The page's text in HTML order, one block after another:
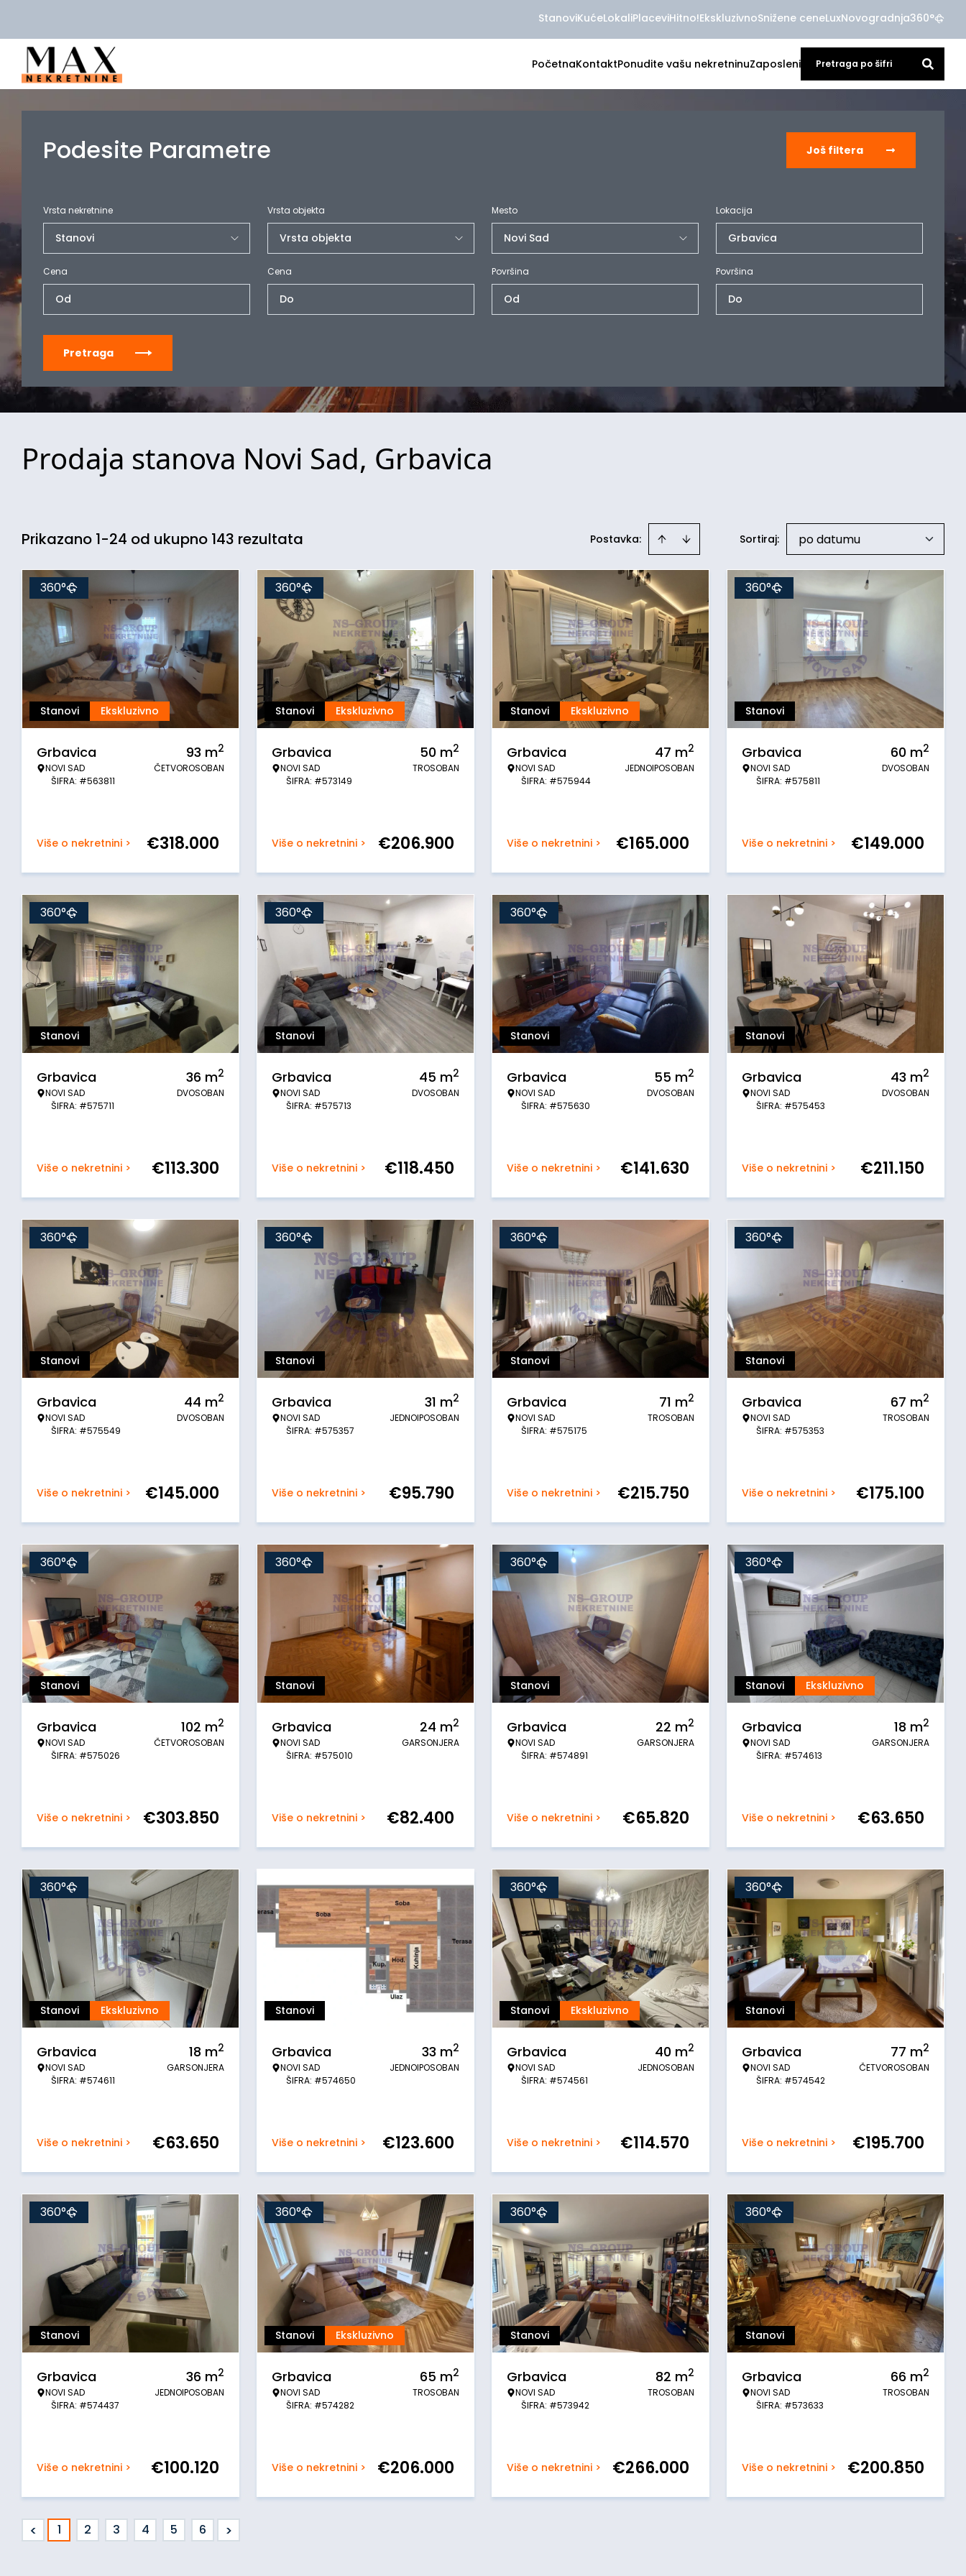
StanoviKućeLokaliPlaceviHitno!EkskluzivnoSnižene ceneLuxNovogradnja360°
PočetnaKontaktPonudite vašu nekretninuZaposleni
Podesite Parametre Još filtera
Vrsta nekretnine Vrsta objekta Mesto Lokacija
Grbavica
Cena Cena Površina Površina
Pretraga
Prodaja stanova Novi Sad, Grbavica
Prikazano 1-24 od ukupno 143 rezultata Postavka: Sortiraj: po datumu
Stanovi Ekskluzivno
360°
Grbavica
NOVI SAD
ŠIFRA: #563811
93 m2
ČETVOROSOBAN
Više o nekretnini > €318.000
Stanovi Ekskluzivno
360°
Grbavica
NOVI SAD
ŠIFRA: #573149
50 m2
TROSOBAN
Više o nekretnini > €206.900
Stanovi Ekskluzivno
Grbavica
NOVI SAD
ŠIFRA: #575944
47 m2
JEDNOIPOSOBAN
Više o nekretnini > €165.000
Stanovi
360°
Grbavica
NOVI SAD
ŠIFRA: #575811
60 m2
DVOSOBAN
Više o nekretnini > €149.000
Stanovi
360°
Grbavica
NOVI SAD
ŠIFRA: #575711
36 m2
DVOSOBAN
Više o nekretnini > €113.300
Stanovi
360°
Grbavica
NOVI SAD
ŠIFRA: #575713
45 m2
DVOSOBAN
Više o nekretnini > €118.450
Stanovi
360°
Grbavica
NOVI SAD
ŠIFRA: #575630
55 m2
DVOSOBAN
Više o nekretnini > €141.630
Stanovi
Grbavica
NOVI SAD
ŠIFRA: #575453
43 m2
DVOSOBAN
Više o nekretnini > €211.150
Stanovi
360°
Grbavica
NOVI SAD
ŠIFRA: #575549
44 m2
DVOSOBAN
Više o nekretnini > €145.000
Stanovi
360°
Grbavica
NOVI SAD
ŠIFRA: #575357
31 m2
JEDNOIPOSOBAN
Više o nekretnini > €95.790
Stanovi
360°
Grbavica
NOVI SAD
ŠIFRA: #575175
71 m2
TROSOBAN
Više o nekretnini > €215.750
Stanovi
360°
Grbavica
NOVI SAD
ŠIFRA: #575353
67 m2
TROSOBAN
Više o nekretnini > €175.100
Stanovi
360°
Grbavica
NOVI SAD
ŠIFRA: #575026
102 m2
ČETVOROSOBAN
Više o nekretnini > €303.850
Stanovi
360°
Grbavica
NOVI SAD
ŠIFRA: #575010
24 m2
GARSONJERA
Više o nekretnini > €82.400
Stanovi
360°
Grbavica
NOVI SAD
ŠIFRA: #574891
22 m2
GARSONJERA
Više o nekretnini > €65.820
Stanovi Ekskluzivno
360°
Grbavica
NOVI SAD
ŠIFRA: #574613
18 m2
GARSONJERA
Više o nekretnini > €63.650
Stanovi Ekskluzivno
360°
Grbavica
NOVI SAD
ŠIFRA: #574611
18 m2
GARSONJERA
Više o nekretnini > €63.650
Stanovi
Grbavica
NOVI SAD
ŠIFRA: #574650
33 m2
JEDNOIPOSOBAN
Više o nekretnini > €123.600
Stanovi Ekskluzivno
360°
Grbavica
NOVI SAD
ŠIFRA: #574561
40 m2
JEDNOSOBAN
Više o nekretnini > €114.570
Stanovi
360°
Grbavica
NOVI SAD
ŠIFRA: #574542
77 m2
ČETVOROSOBAN
Više o nekretnini > €195.700
Stanovi
360°
Grbavica
NOVI SAD
ŠIFRA: #574437
36 m2
JEDNOIPOSOBAN
Više o nekretnini > €100.120
Stanovi Ekskluzivno
360°
Grbavica
NOVI SAD
ŠIFRA: #574282
65 m2
TROSOBAN
Više o nekretnini > €206.000
Stanovi
360°
Grbavica
NOVI SAD
ŠIFRA: #573942
82 m2
TROSOBAN
Više o nekretnini > €266.000
Stanovi
360°
Grbavica
NOVI SAD
ŠIFRA: #573633
66 m2
TROSOBAN
Više o nekretnini > €200.850
< 1 2 3 4 5 6 >